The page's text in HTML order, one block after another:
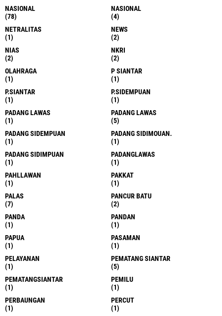
NASIONAL
(78)
NASIONAL
(4)
NETRALITAS
(1)
NEWS
(2)
NIAS
(2)
NKRI
(2)
OLAHRAGA
(1)
P SIANTAR
(1)
P.SIANTAR
(1)
P.SIDEMPUAN
(1)
PADANG LAWAS
(1)
PADANG LAWAS
(5)
PADANG SIDEMPUAN
(1)
PADANG SIDIMOUAN.
(1)
PADANG SIDIMPUAN
(1)
PADANGLAWAS
(1)
PAHLLAWAN
(1)
PAKKAT
(1)
PALAS
(7)
PANCUR BATU
(2)
PANDA
(1)
PANDAN
(1)
PAPUA
(1)
PASAMAN
(1)
PELAYANAN
(1)
PEMATANG SIANTAR
(5)
PEMATANGSIANTAR
(1)
PEMILU
(1)
PERBAUNGAN
(1)
PERCUT
(1)